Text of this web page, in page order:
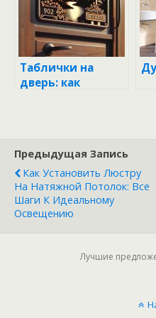
Таблички на
дверь: как
Предыдущая Запись
Как Установить Люстру
На Натяжной Потолок: Все
Шаги К Идеальному
Освещению
Лучшие